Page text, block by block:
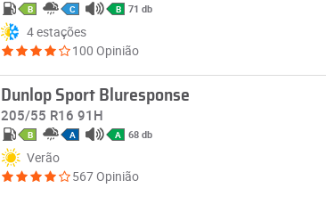
B C B 71 db
4 estações
100 Opinião
Dunlop Sport Bluresponse
205/55 R16 91H
B A A 68 db
Verão
567 Opinião